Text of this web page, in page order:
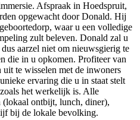
Afspraak in Hoedspruit,
opgewacht door Donald. Hij
waar u een volledige
zult beleven. Donald zal u
aarzel niet om nieuwsgierig te
die in u opkomen. Profiteer van
te wisselen met de inwoners
ervaring die u in staat stelt
het werkelijk is. Alle
ontbijt, lunch, diner),
bij de lokale bevolking.